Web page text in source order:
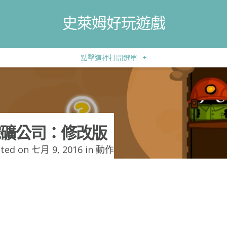
史萊姆好玩遊戲
點擊這裡打開選單 +
公司：修改版
on 七月 9, 2016 in 動作